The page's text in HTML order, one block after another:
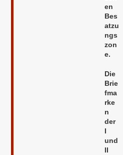
en
Bes
atzu
ngs
zon
e.
Die
Brie
fma
rke
n
der
I
und
II